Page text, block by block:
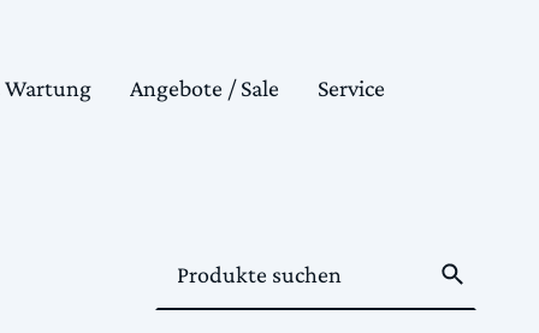
Wartung Angebote / Sale Service